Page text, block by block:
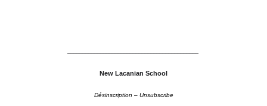
––––––––––––––––––––––––––––––––––––––––––––
New Lacanian School
Désinscription – Unsubscribe